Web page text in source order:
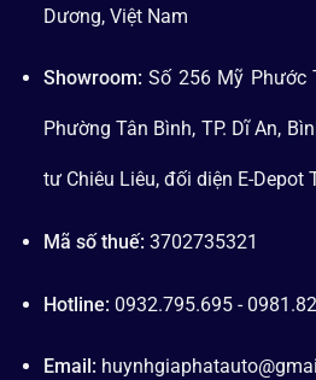
Dương, Việt Nam
Showroom: Số 256 Mỹ Phước
Phường Tân Bình, TP. Dĩ An,
tư Chiêu Liêu, đối diện E-Depot
Mã số thuế: 3702735321
Hotline: 0932.795.695 -
Email: